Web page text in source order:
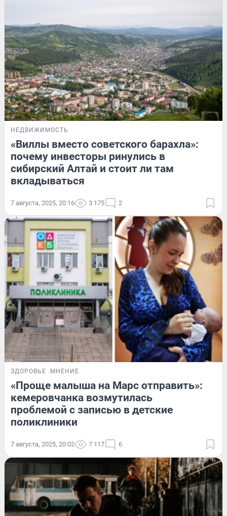
НЕДВИЖИМОСТЬ
«Виллы вместо советского барахла»:
почему инвесторы ринулись в
сибирский Алтай и стоит ли там
вкладываться
7 августа, 2025, 20:16 3 175 2
ЗДОРОВЬЕ МНЕНИЕ
«Проще малыша на Марс отправить»:
кемеровчанка возмутилась
проблемой с записью в детские
поликлиники
7 августа, 2025, 20:02 7 117 6